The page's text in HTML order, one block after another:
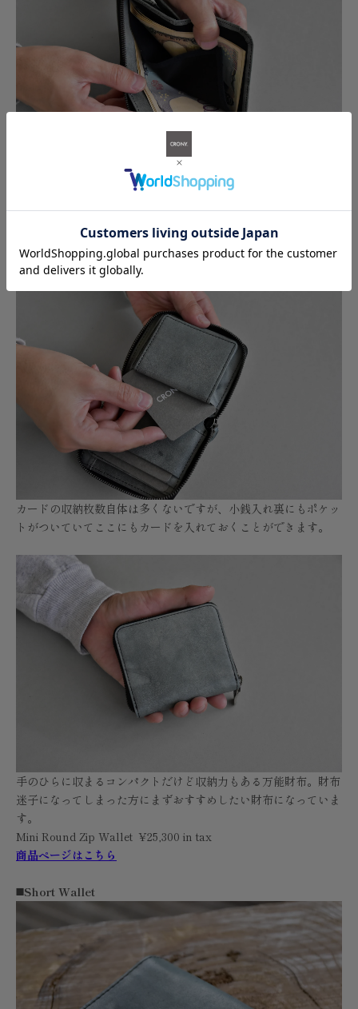
ことができます。意外と仕切りがついていない財布も多いのでこ
れは嬉しいポイントではないでしょうか。
カードの収納枚数自体は多くないですが、小銭入れ裏にもポケッ
トがついていてここにもカードを入れておくことができます。
手のひらに収まるコンパクトだけど収納力もある万能財布。財布
迷子になってしまった方にまずおすすめしたい財布になっていま
す。
Mini Round Zip Wallet ¥25,300 in tax
商品ページはこちら
◼️Short Wallet